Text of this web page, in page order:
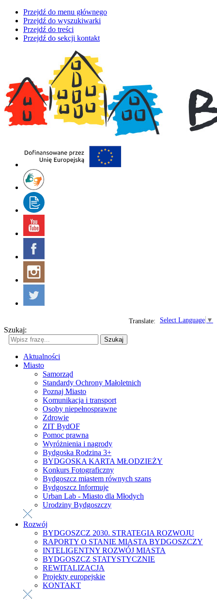
Przejdź do menu głównego
Przejdź do wyszukiwarki
Przejdź do treści
Przejdź do sekcji kontakt
Select Language ▼
Translate:
Szukaj:
Szukaj
Aktualności
Miasto
Samorząd
Standardy Ochrony Małoletnich
Poznaj Miasto
Komunikacja i transport
Osoby niepełnosprawne
Zdrowie
ZIT BydOF
Pomoc prawna
Wyróżnienia i nagrody
Bydgoska Rodzina 3+
BYDGOSKA KARTA MŁODZIEŻY
Konkurs Fotograficzny
Bydgoszcz miastem równych szans
Bydgoszcz Informuje
Urban Lab - Miasto dla Młodych
Urodziny Bydgoszczy
Rozwój
BYDGOSZCZ 2030. STRATEGIA ROZWOJU
RAPORTY O STANIE MIASTA BYDGOSZCZY
INTELIGENTNY ROZWÓJ MIASTA
BYDGOSZCZ STATYSTYCZNIE
REWITALIZACJA
Projekty europejskie
KONTAKT